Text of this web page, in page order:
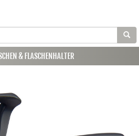
& FLASCHENHALTER